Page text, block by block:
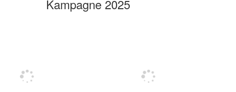
Kampagne 2025